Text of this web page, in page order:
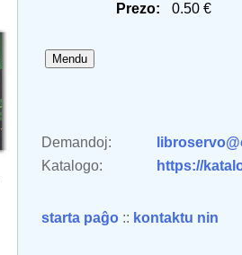
Prezo: 0.50 €
Demandoj:
Katalogo:
https://
starta paĝo :: kontaktu nin